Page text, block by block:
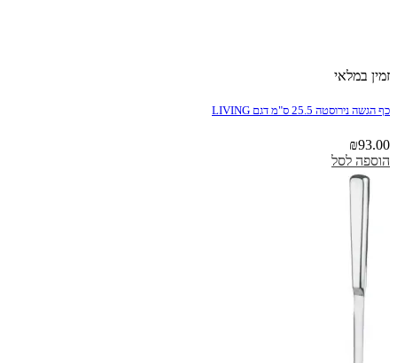
זמין במלאי
כף הגשה נירוסטה 25.5 ס"מ דגם LIVING
₪93.00
הוספה לסל